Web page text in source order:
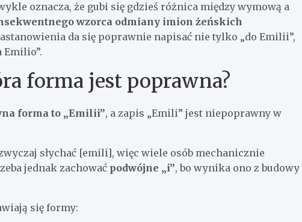
oznacza, że gubi się gdzieś różnica między wymową a
wzorca odmiany imion żeńskich
da się poprawnie napisać nie tylko „do Emilii”,
Emilio”.
forma jest poprawna?
forma to „Emilii”, a zapis „Emili” jest niepoprawny w
słychać [emili], więc wiele osób mechanicznie
jednak zachować podwójne „i”, bo wynika ono z budowy
się formy: